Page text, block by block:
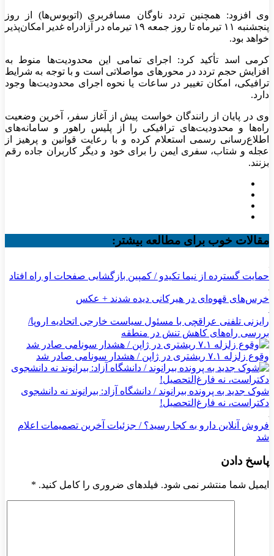
وی افزود: همچنین تردد ناوگان مسافربری (اتوبوس‌ها) از روز
پنجشنبه ۱۱ تیرماه تا روز جمعه ۱۹ تیرماه در آزادراه غدیر امکان‌پذیر
خواهد بود.
کرمی اسد تأکید کرد: اجرای تمامی این محدودیت‌ها منوط به
افزایش حجم تردد در محور‌های مواصلاتی است و با توجه به شرایط
ترافیکی، امکان تغییر در ساعات یا نحوه اجرای محدودیت‌ها وجود
دارد.
وی در پایان از رانندگان خواست پیش از آغاز سفر، آخرین وضعیت
راه‌ها و محدودیت‌های ترافیکی را از پلیس راهور و سامانه‌های
اطلاع‌رسانی رسمی استعلام کرده و با رعایت قوانین و پرهیز از
عجله و شتاب، سفری ایمن را برای خود و دیگر کاربران جاده رقم
بزنند.
مقالات خوب برای مطالعه بیشتر:
حمایت گسترده از نیما تکیدو / کمپین بازگشایی صفحات او راه افتاد
خرس‌های قهوه‌ای در هیرکانی دیده شدند + عکس
رایزنی تلفنی عراقچی با مسئول سیاست خارجی اتحادیه اروپا/
بررسی راه‌های کاهش تنش در منطقه
وقوع زلزله ۷.۱ ریشتری در ژاپن / هشدار سونامی صادر شد
شوک جدید به پرونده بیرانوند / دانشگاه آزاد: بیرانوند نه دانشجوی
دکتراست، نه فارغ‌التحصیل!
فروش آنلاین دارو به کجا رسید؟ / جزئیات آخرین تصمیمات اعلام
شد
پاسخ دادن
ایمیل شما منتشر نمی شود. فیلدهای ضروری را کامل کنید. *